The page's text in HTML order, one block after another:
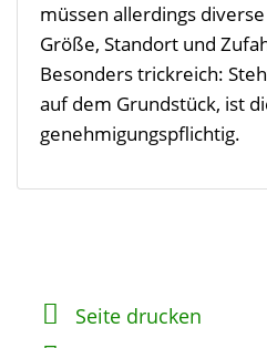
müssen allerdings
Größe, Standort und
Besonders trickreich:
auf dem Grundstück, ist
genehmigungspflichtig.
Seite drucken